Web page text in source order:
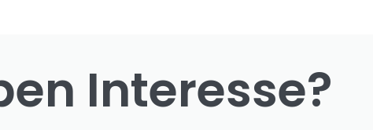
Interesse?